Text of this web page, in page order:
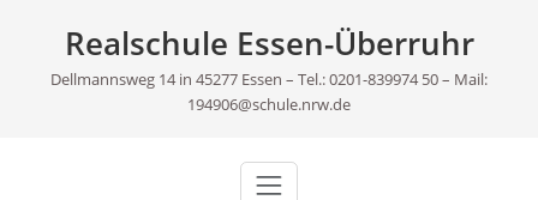
Realschule Essen-Überruhr
Dellmannsweg 14 in 45277 Essen – Tel.: 0201-839974 50 – Mail:
194906@schule.nrw.de